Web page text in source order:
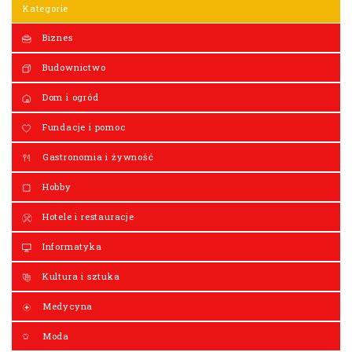
Kategorie
Biznes
Budownictwo
Dom i ogród
Fundacje i pomoc
Gastronomia i żywność
Hobby
Hotele i restauracje
Informatyka
Kultura i sztuka
Medycyna
Moda